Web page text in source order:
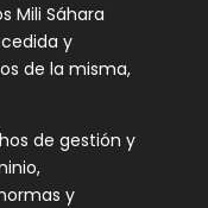
Mili Sáhara
y
de la misma,
de gestión y
y